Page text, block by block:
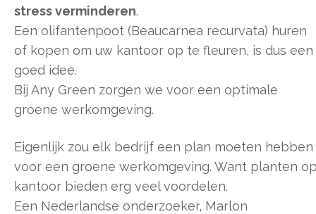
stress verminderen.
Een olifantenpoot (Beaucarnea recurvata) huren
of kopen om uw kantoor op te fleuren, is dus een
goed idee.
Bij Any Green zorgen we voor een optimale
groene werkomgeving.
Eigenlijk zou elk bedrijf een plan moeten hebben
voor een groene werkomgeving. Want planten
kantoor bieden erg veel voordelen.
Een Nederlandse onderzoeker, Marlon